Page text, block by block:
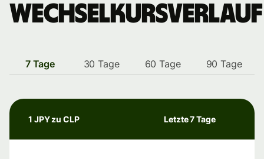
Wechselkursverlauf
7 Tage 30 Tage 60 Tage 90 Tage
1 JPY zu CLP Letzte 7 Tage